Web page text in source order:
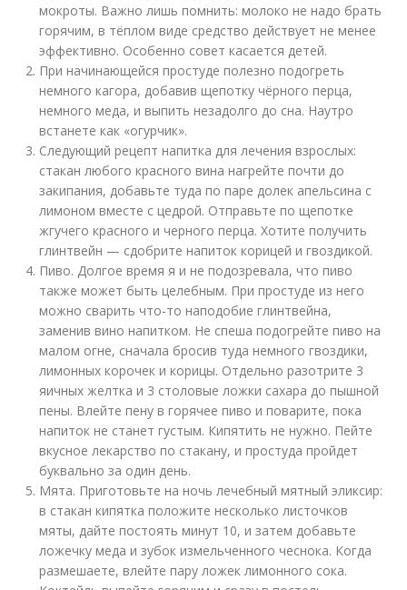
мокроты. Важно лишь помнить: молоко не надо брать
горячим, в тёплом виде средство действует не менее
эффективно. Особенно совет касается детей.
При начинающейся простуде полезно подогреть
немного кагора, добавив щепотку чёрного перца,
немного меда, и выпить незадолго до сна. Наутро
встанете как «огурчик».
Следующий рецепт напитка для лечения взрослых:
стакан любого красного вина нагрейте почти до
закипания, добавьте туда по паре долек апельсина с
лимоном вместе с цедрой. Отправьте по щепотке
жгучего красного и черного перца. Хотите получить
глинтвейн — сдобрите напиток корицей и гвоздикой.
Пиво. Долгое время я и не подозревала, что пиво
также может быть целебным. При простуде из него
можно сварить что-то наподобие глинтвейна,
заменив вино напитком. Не спеша подогрейте пиво на
малом огне, сначала бросив туда немного гвоздики,
лимонных корочек и корицы. Отдельно разотрите 3
яичных желтка и 3 столовые ложки сахара до пышной
пены. Влейте пену в горячее пиво и поварите, пока
напиток не станет густым. Кипятить не нужно. Пейте
вкусное лекарство по стакану, и простуда пройдет
буквально за один день.
Мята. Приготовьте на ночь лечебный мятный эликсир:
в стакан кипятка положите несколько листочков
мяты, дайте постоять минут 10, и затем добавьте
ложечку меда и зубок измельченного чеснока. Когда
размешаете, влейте пару ложек лимонного сока.